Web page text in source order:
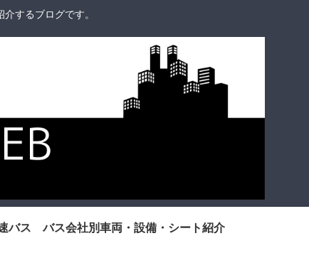
するブログです。
バス バス会社別車両・設備・シート紹介